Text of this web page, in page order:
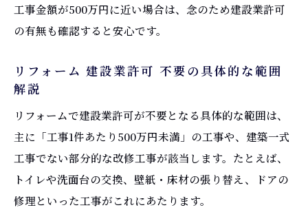
工事金額が500万円に近い場合は、念のため建設業許可
の有無も確認すると安心です。
リフォーム 建設業許可 不要の具体的な範囲
解説
リフォームで建設業許可が不要となる具体的な範囲は、
主に「工事1件あたり500万円未満」の工事や、建築一式
工事でない部分的な改修工事が該当します。たとえば、
トイレや洗面台の交換、壁紙・床材の張り替え、ドアの
修理といった工事がこれにあたります。